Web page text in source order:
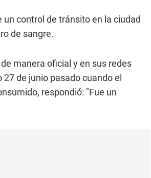
control de tránsito en la ciudad
de sangre.
manera oficial y en sus redes
de junio pasado cuando el
respondió: "Fue un